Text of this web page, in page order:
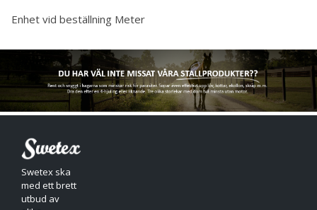
Enhet vid beställning Meter
Swetex ska
med ett brett
utbud av